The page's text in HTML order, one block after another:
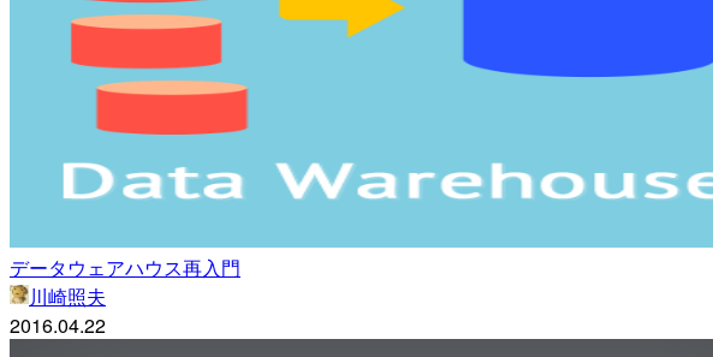
データウェアハウス再入門
川崎照夫
2016.04.22